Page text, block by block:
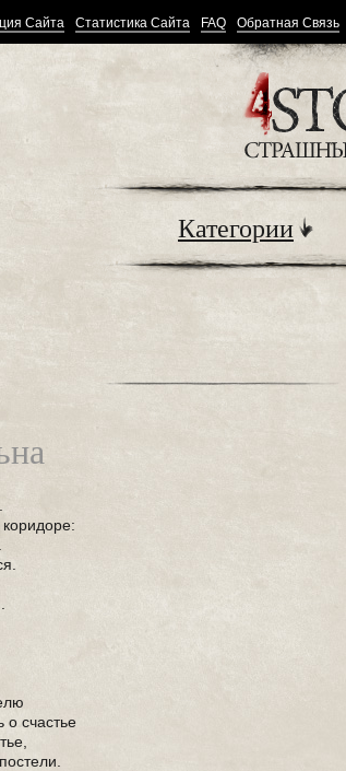
Сайта Статистика Сайта FAQ Обратная Связь
Категории
о счастье